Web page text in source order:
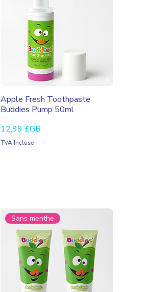
Aperçu rapide
Apple Fresh Toothpaste
Buddies Pump 50ml
Prix
12,99 £GB
TVA Incluse
Sans menthe